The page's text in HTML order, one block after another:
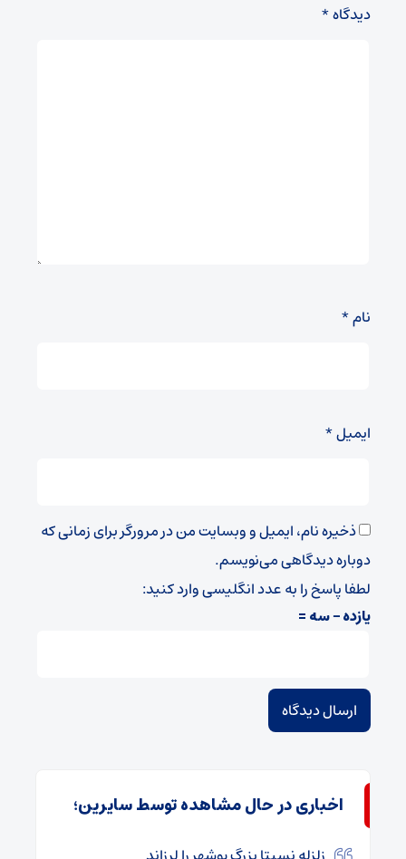
دیدگاه*
نام*
ایمیل*
ذخیره نام، ایمیل و وبسایت من در مرورگر برای زمانی که
دوباره دیدگاهی می‌نویسم.
لطفا پاسخ را به عدد انگلیسی وارد کنید:
یازده − سه =
اخباری در حال مشاهده توسط سایرین؛